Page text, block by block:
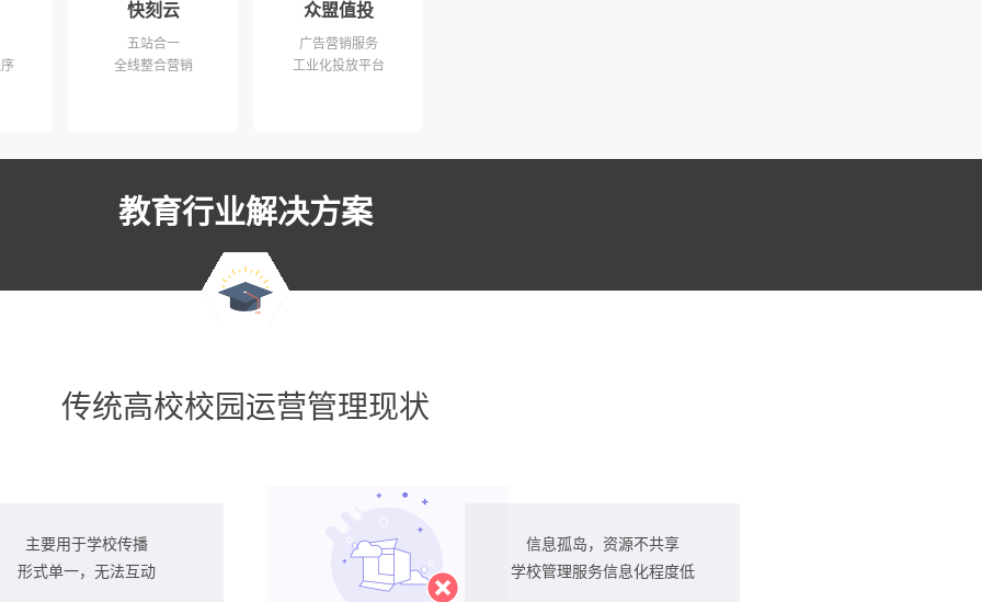
快刻云
五站合一
全线整合营销
众盟值投
广告营销服务
工业化投放平台
教育行业解决方案
传统高校校园运营管理现状
主要用于学校传播
形式单一，无法互动
信息孤岛，资源不共享
学校管理服务信息化程度低